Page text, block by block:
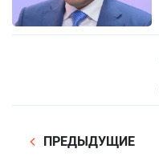
ПРЕДЫДУЩИЕ